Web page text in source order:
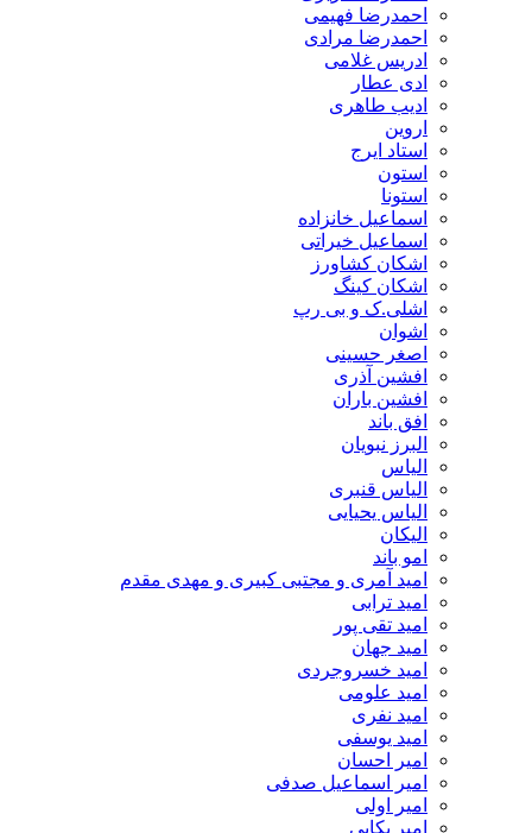
احمدرضا فهیمی
احمدرضا مرادی
ادریس غلامی
ادی عطار
ادیب طاهری
اروین
استاد ایرج
استون
استونا
اسماعیل خانزاده
اسماعیل خیراتی
اشکان کشاورز
اشکان کینگ
اشلی.ک و بی رپ
اشوان
اصغر حسینی
افشین آذری
افشین باران
افق باند
البرز نبویان
الیاس
الیاس قنبرى
الیاس یحیایی
الیکان
امو باند
امید آمری و مجتبی کبیری و مهدى مقدم
امید ترابی
امید تقی پور
امید جهان
امید خسروجردی
امید علومی
امید نفری
امید یوسفی
امیر احسان
امیر اسماعیل صدفی
امیر اولی
امیر بکایی